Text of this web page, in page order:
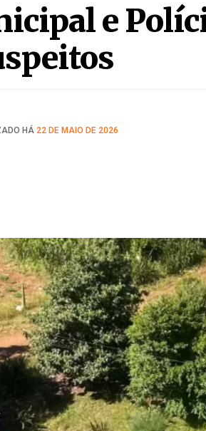
e
HÁ 22 DE MAIO DE 2026